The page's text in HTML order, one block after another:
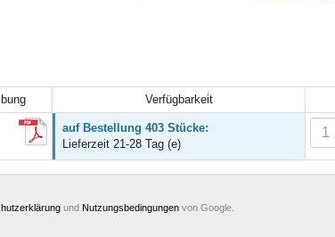
Verfügbarkeit
auf Bestellung 403 Stücke:
Lieferzeit 21-28 Tag (e)
und Nutzungsbedingungen von Google.